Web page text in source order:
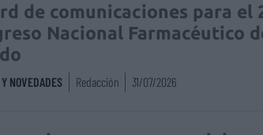
de comunicaciones para el
Nacional Farmacéutico
NOVEDADES Redacción 31/07/2026